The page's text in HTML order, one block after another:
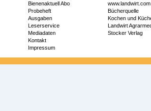
Bienenaktuell Abo
Probeheft
Ausgaben
Leserservice
Mediadaten
Kontakt
Impressum
www.landwirt.com
Bücherquelle
Kochen und
Landwirt
Stocker Verlag